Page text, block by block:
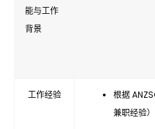
能与工作
背景
工作经验
根据
兼职经验）